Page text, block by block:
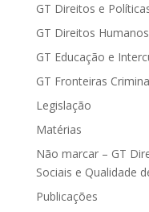
GT Direitos e
GT Direitos
GT Educação e
GT Fronteiras
Legislação
Matérias
Não marcar – GT
Sociais e Qualidade
Publicações